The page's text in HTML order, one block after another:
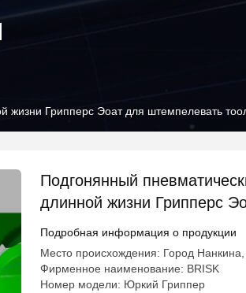
жизни Грипперс Эоат для штемпелевать
Подгонянный
длинной жизни Грипперс
штемпелевать тоолинг
Подробная информация о продукции
Место происхождения: Город Нанкина,
Фирменное наименование: BRISK
Номер модели: Юркий Гриппер